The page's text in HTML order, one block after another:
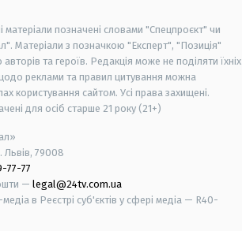
матеріали позначені словами "Спецпроєкт" чи
Матеріали з позначкою "Експерт", "Позиція"
та героїв. Редакція може не поділяти їхніх
реклами та правил цитування можна
користування сайтом. Усі права захищені.
для осіб старше 21 року (21+)
Львів, 79008
77-77
— legal@24tv.com.ua
в Реєстрі суб'єктів у сфері медіа — R40-